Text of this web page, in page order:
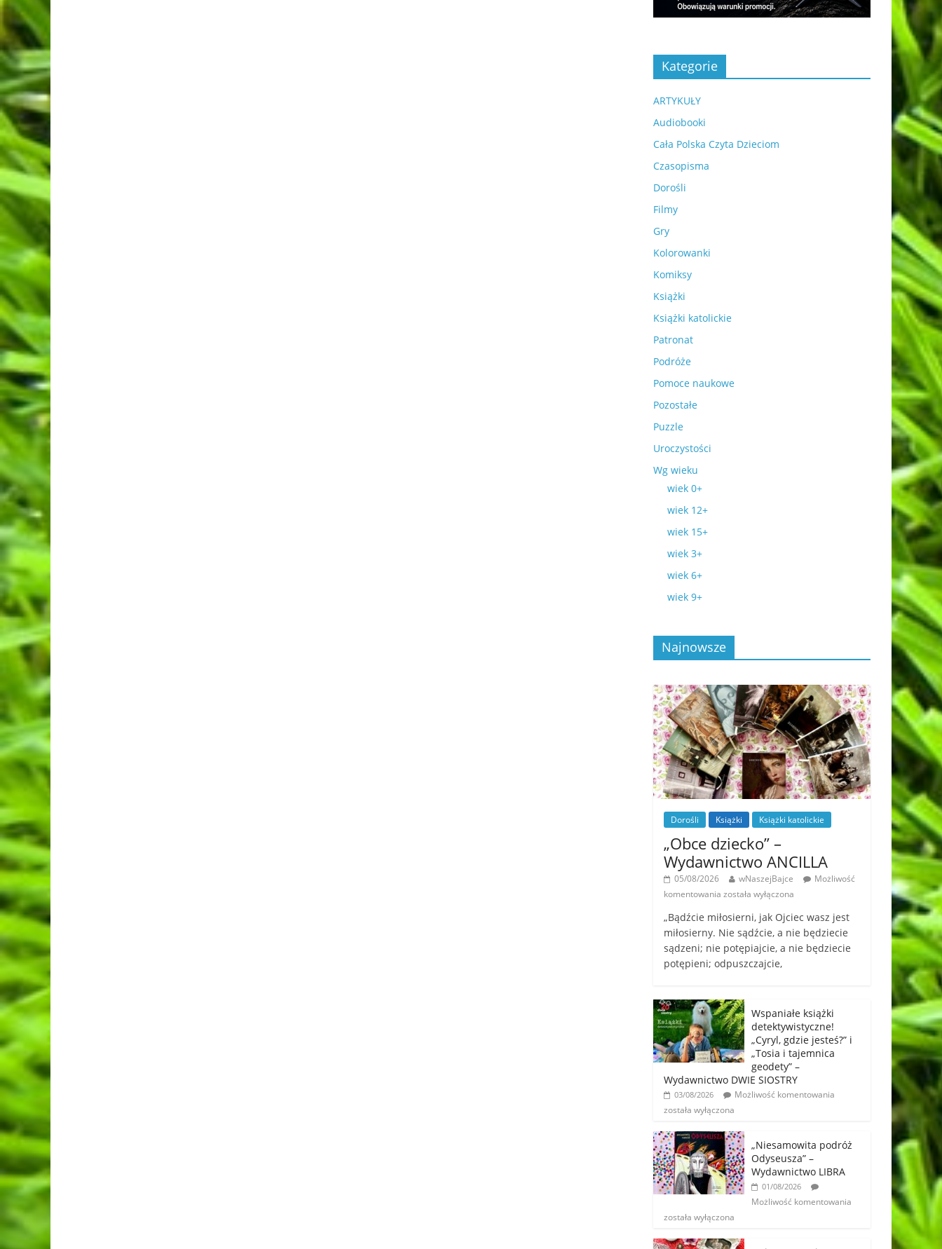
Kategorie
ARTYKUŁY
Audiobooki
Cała Polska Czyta Dzieciom
Czasopisma
Dorośli
Filmy
Gry
Kolorowanki
Komiksy
Książki
Książki katolickie
Patronat
Podróże
Pomoce naukowe
Pozostałe
Puzzle
Uroczystości
Wg wieku
wiek 0+
wiek 12+
wiek 15+
wiek 3+
wiek 6+
wiek 9+
Najnowsze
Dorośli Książki Książki katolickie
„Obce dziecko” –
Wydawnictwo ANCILLA
05/08/2026 wNaszejBajce
Możliwość
komentowania została wyłączona
„Bądźcie miłosierni, jak Ojciec wasz jest
miłosierny. Nie sądźcie, a nie będziecie
sądzeni; nie potępiajcie, a nie będziecie
potępieni; odpuszczajcie,
Wspaniałe książki
detektywistyczne!
„Cyryl, gdzie jesteś?” i
„Tosia i tajemnica
geodety” –
Wydawnictwo DWIE SIOSTRY
03/08/2026
Możliwość komentowania
została wyłączona
„Niesamowita podróż
Odyseusza” –
Wydawnictwo LIBRA
01/08/2026
Możliwość komentowania
została wyłączona